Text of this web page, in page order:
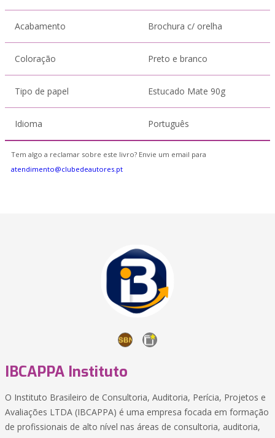
Acabamento Brochura c/ orelha
Coloração Preto e branco
Tipo de papel Estucado Mate 90g
Idioma Português
Tem algo a reclamar sobre este livro? Envie um email para
atendimento@clubedeautores.pt
IBCAPPA Instituto
O Instituto Brasileiro de Consultoria, Auditoria, Perícia, Projetos e
Avaliações LTDA (IBCAPPA) é uma empresa focada em formação
de profissionais de alto nível nas áreas de consultoria, auditoria,